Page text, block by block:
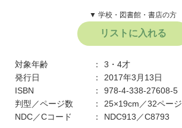
▼ 学校・図書館・書店の方
リストに入れる
対象年齢
3・4才
発行日
2017年3月13日
ISBN
978-4-338-27608-5
判型／ページ数
25×19cm／32ページ
NDC／Cコード
NDC913／C8793